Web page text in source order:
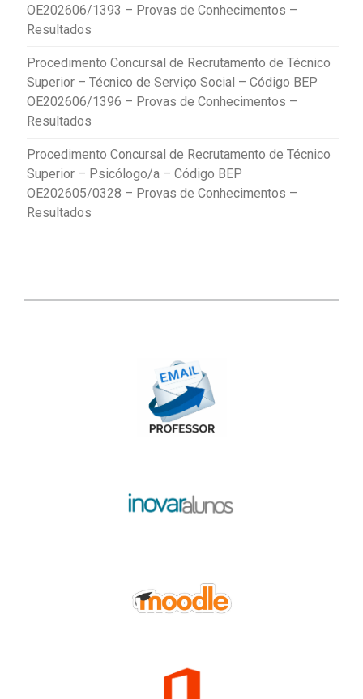
OE202606/1393 – Provas de Conhecimentos –
Resultados
Procedimento Concursal de Recrutamento de Técnico
Superior – Técnico de Serviço Social – Código BEP
OE202606/1396 – Provas de Conhecimentos –
Resultados
Procedimento Concursal de Recrutamento de Técnico
Superior – Psicólogo/a – Código BEP
OE202605/0328 – Provas de Conhecimentos –
Resultados